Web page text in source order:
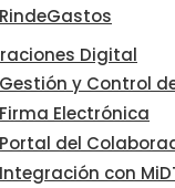
RindeGastos
Digital
Gestión y Control
Firma Electrónica
Portal del
Integración con